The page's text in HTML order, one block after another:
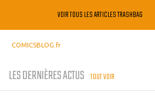
VOIR TOUS LES ARTICLES TRASHBAG
COMICSBLOG.fr
LES DERNIÈRES ACTUS TOUT VOIR